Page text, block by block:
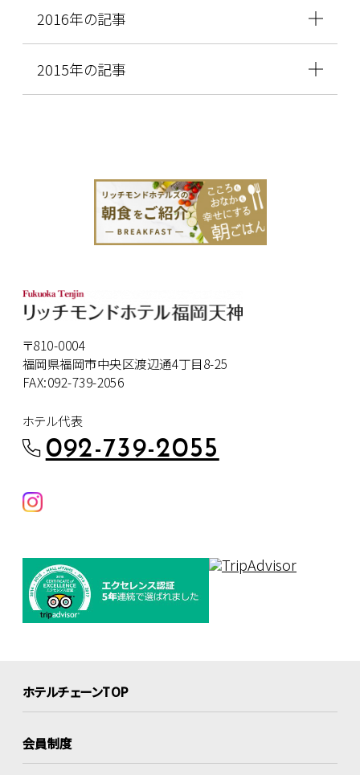
2016年の記事
2015年の記事
〒810-0004
福岡県福岡市中央区渡辺通4丁目8-25
FAX:092-739-2056
ホテル代表
092-739-2055
ホテルチェーンTOP
会員制度